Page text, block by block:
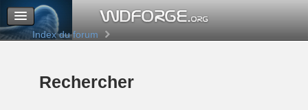
M’enregistrer
Connexion
Index du forum
Rechercher